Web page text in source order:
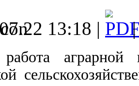
13:18 |
аграрной